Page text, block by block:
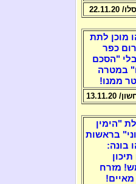
מוכן לתת
כפר
"הסכם
במטרה
ממנו!
13.11.20
"הימין
בראשות
בונה:
מזרח
מאיים!